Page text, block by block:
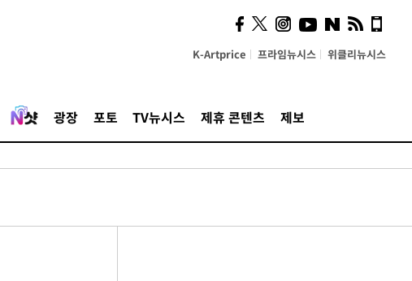
K-Artprice 프라임뉴시스 위클리뉴시스
광장 포토 TV뉴시스 제휴 콘텐츠 제보
시, 스마트폰 액세서리에
NFC 더했다